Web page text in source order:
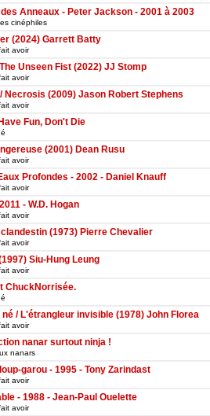
Anneaux - Peter Jackson - 2001 à 2003
cinéphiles
(2024) Garrett Batty
avoir
Unseen Fist (2022) JJ Stomp
avoir
Necrosis (2009) Jason Robert Stephens
avoir
Fun, Don't Die
(2001) Dean Rusu
avoir
Profondes - 2002 - Daniel Knauff
avoir
- W.D. Hogan
avoir
(1973) Pierre Chevalier
avoir
Siu-Hung Leung
avoir
ChuckNorrisée.
/ L'étrangleur invisible (1978) John Florea
avoir
nanar surtout ninja !
nanars
garou - 1995 - Tony Zarindast
avoir
- 1988 - Jean-Paul Ouelette
avoir